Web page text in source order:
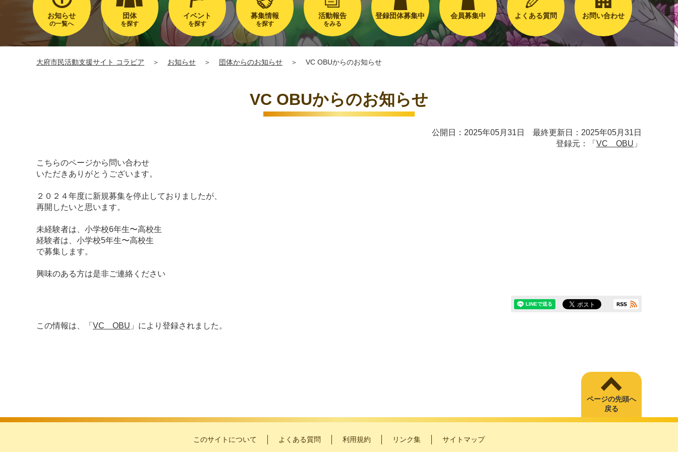
お知らせ
の一覧へ
団体
を探す
イベント
を探す
募集情報
を探す
活動報告
をみる
登録団体募集中 会員募集中 よくある質問 お問い合わせ
大府市民活動支援サイト コラビア ＞ お知らせ ＞ 団体からのお知らせ ＞ VC OBUからのお知らせ
VC OBUからのお知らせ
公開日：2025年05月31日 最終更新日：2025年05月31日
登録元：「 VC OBU 」
こちらのページから問い合わせ
いただきありがとうございます。
２０２４年度に新規募集を停止しておりましたが、
再開したいと思います。
未経験者は、小学校6年生〜高校生
経験者は、小学校5年生〜高校生
で募集します。
興味のある方は是非ご連絡ください
この情報は、「 VC OBU 」により登録されました。
ページの先頭へ
戻る
このサイトについて よくある質問 利用規約 リンク集 サイトマップ